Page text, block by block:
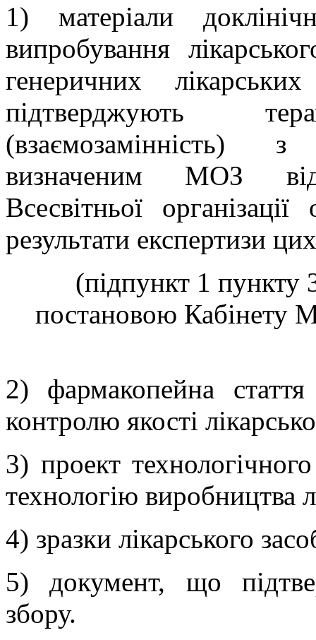
1) матеріали
випробування
генеричних
підтверджують
(взаємозамінність)
визначеним МОЗ
Всесвітньої
результати експертизи
(підпункт 1 пункту
постановою Кабінету
2) фармакопейна
контролю якості
3) проект
технологію виробництва
4) зразки лікарського
5) документ, що
збору.